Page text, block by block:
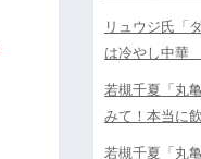
リュウジ氏「
は冷やし中華
若槻千夏「丸
みて！本当に
若槻千夏「丸